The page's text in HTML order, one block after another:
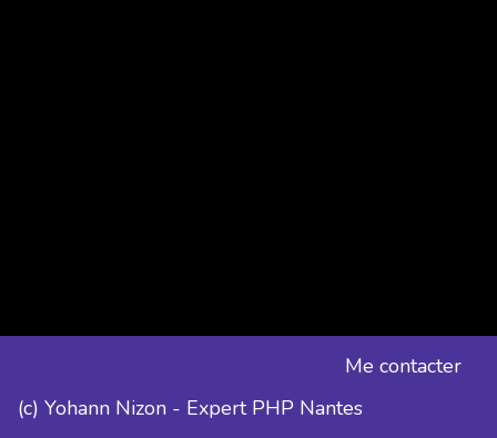
Me contacter
(c) Yohann Nizon - Expert PHP Nantes